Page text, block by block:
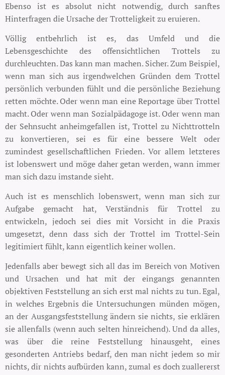
Ebenso ist es absolut nicht notwendig, durch sanftes
Hinterfragen die Ursache der Trotteligkeit zu eruieren.
Völlig entbehrlich ist es, das Umfeld und die
Lebensgeschichte des offensichtlichen Trottels zu
durchleuchten. Das kann man machen. Sicher. Zum Beispiel,
wenn man sich aus irgendwelchen Gründen dem Trottel
persönlich verbunden fühlt und die persönliche Beziehung
retten möchte. Oder wenn man eine Reportage über Trottel
macht. Oder wenn man Sozialpädagoge ist. Oder wenn man
der Sehnsucht anheimgefallen ist, Trottel zu Nichttrotteln
zu konvertieren, sei es für eine bessere Welt oder
zumindest gesellschaftlichen Frieden. Vor allem letzteres
ist lobenswert und möge daher getan werden, wann immer
man sich dazu imstande sieht.
Auch ist es menschlich lobenswert, wenn man sich zur
Aufgabe gemacht hat, Verständnis für Trottel zu
entwickeln, jedoch sei dies mit Vorsicht in die Praxis
umgesetzt, denn dass sich der Trottel im Trottel-Sein
legitimiert fühlt, kann eigentlich keiner wollen.
Jedenfalls aber bewegt sich all das im Bereich von Motiven
und Ursachen und hat mit der eingangs genannten
objektiven Feststellung an sich erst mal nichts zu tun. Egal,
in welches Ergebnis die Untersuchungen münden mögen,
an der Ausgangsfeststellung ändern sie nichts, sie erklären
sie allenfalls (wenn auch selten hinreichend). Und da alles,
was über die reine Feststellung hinausgeht, eines
gesonderten Antriebs bedarf, den man nicht jedem so mir
nichts, dir nichts aufbürden kann, zumal es doch zuallererst